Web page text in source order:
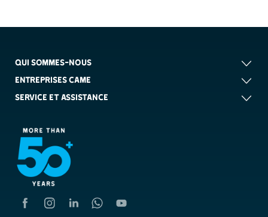
QUI SOMMES-NOUS
ENTREPRISES CAME
SERVICE ET ASSISTANCE